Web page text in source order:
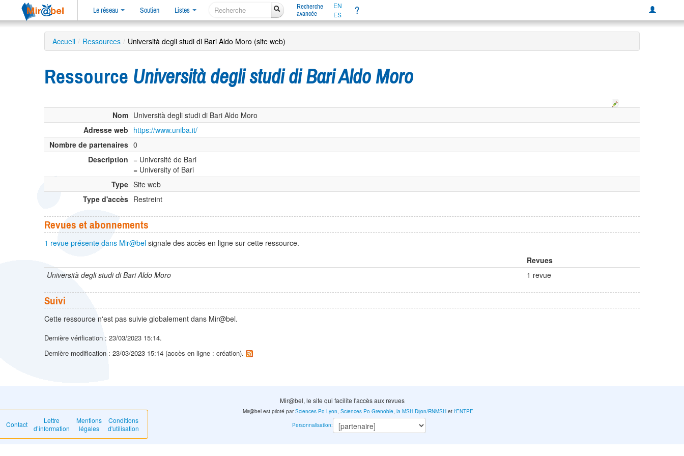
Le réseau Soutien Listes
Recherche
avancée
EN
ES
?
Accueil / Ressources / Università degli studi di Bari Aldo Moro (site web)
Ressource Università degli studi di Bari Aldo Moro
Nom Università degli studi di Bari Aldo Moro
Adresse web https://www.uniba.it/
Nombre de partenaires 0
Description = Université de Bari
= University of Bari
Type Site web
Type d'accès Restreint
Revues et abonnements
1 revue présente dans Mir@bel signale des accès en ligne sur cette ressource.
Revues
Università degli studi di Bari Aldo Moro
1 revue
Suivi
Cette ressource n'est pas suivie globalement dans Mir@bel.
Dernière vérification : 23/03/2023 15:14.
Dernière modification : 23/03/2023 15:14 (accès en ligne : création).
Mir@bel, le site qui facilite l'accès aux revues
Contact
Lettre
d’information
Mentions
légales
Conditions
d'utilisation
Mir@bel est piloté parSciences Po Lyon,Sciences Po Grenoble,la MSH Dijon/RNMSH etl'ENTPE.
Personnalisation: